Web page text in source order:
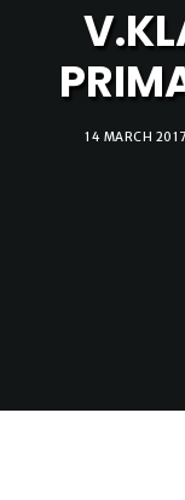
14 MARCH 2017